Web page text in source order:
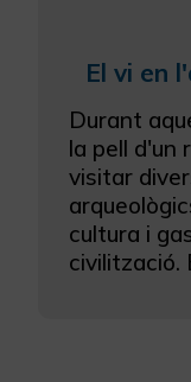
El vi en
Durant
la pell d'un
visitar
cultura i
civilització.